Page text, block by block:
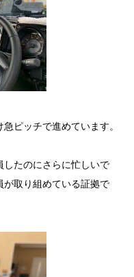
ピッチで進めています。
たのにさらに忙しいで
取り組めている証拠で